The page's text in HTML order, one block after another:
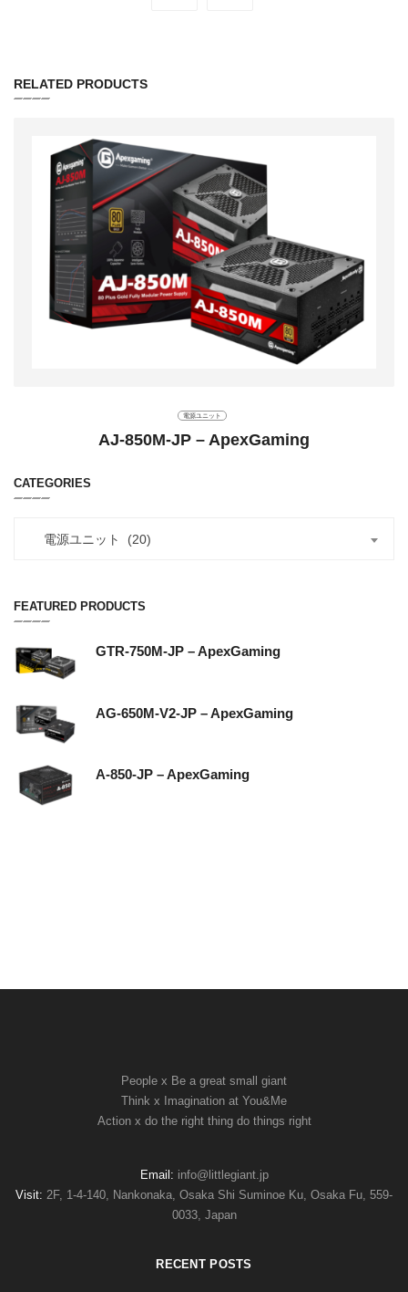
RELATED PRODUCTS
電源ユニット
AJ-850M-JP – ApexGaming
CATEGORIES
電源ユニット (20)
FEATURED PRODUCTS
GTR-750M-JP – ApexGaming
AG-650M-V2-JP – ApexGaming
A-850-JP – ApexGaming
People x Be a great small giant
Think x Imagination at You&Me
Action x do the right thing do things right
Email: info@littlegiant.jp
Visit: 2F, 1-4-140, Nankonaka, Osaka Shi Suminoe Ku, Osaka Fu, 559-
0033, Japan
RECENT POSTS